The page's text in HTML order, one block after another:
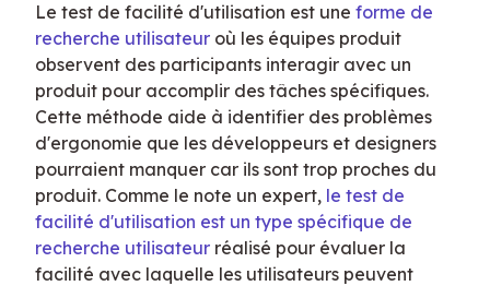
Le test de facilité d'utilisation est une forme de
recherche utilisateur où les équipes produit
observent des participants interagir avec un
produit pour accomplir des tâches spécifiques.
Cette méthode aide à identifier des problèmes
d'ergonomie que les développeurs et designers
pourraient manquer car ils sont trop proches du
produit. Comme le note un expert, le test de
facilité d'utilisation est un type spécifique de
recherche utilisateur réalisé pour évaluer la
facilité avec laquelle les utilisateurs peuvent